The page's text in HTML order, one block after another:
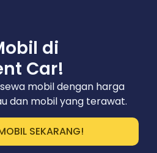
di
Car!
mobil dengan harga
dan mobil yang terawat.
SEKARANG!